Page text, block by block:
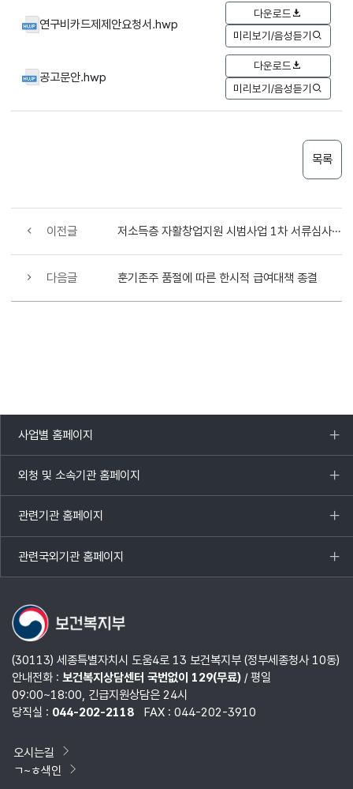
연구비카드제제안요청서.hwp
다운로드
미리보기/음성듣기
공고문안.hwp
다운로드
미리보기/음성듣기
목록
이전글 저소득층 자활창업지원 시범사업 1차 서류심사 합격자 발표
다음글 훈기존주 품절에 따른 한시적 급여대책 종결
사업별 홈페이지
목록
열기
외청 및 소속기관 홈페이지
목록
열기
관련기관 홈페이지
목록
열기
관련국외기관 홈페이지
목록
열기
(30113) 세종특별자치시 도움4로 13 보건복지부 (정부세종청사 10동)
안내전화 : 보건복지상담센터 국번없이 129(무료)/ 평일
09:00~18:00, 긴급지원상담은 24시
당직실 : 044-202-2118 FAX : 044-202-3910
오시는길
ㄱ~ㅎ색인